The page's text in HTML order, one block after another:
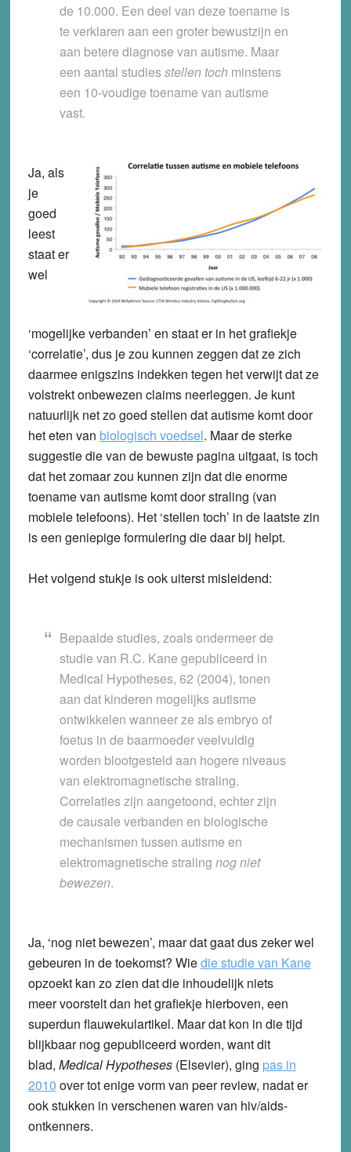
de 10.000. Een deel van deze toename is
te verklaren aan een groter bewustzijn en
aan betere diagnose van autisme. Maar
een aantal studiesstellen tochminstens
een 10-voudige toename van autisme
vast.
Ja, als
je
goed
leest
staat er
wel
‘mogelijke verbanden’ en staat er in het grafiekje
‘correlatie’, dus je zou kunnen zeggen dat ze zich
daarmee enigszins indekken tegen het verwijt dat ze
volstrekt onbewezen claims neerleggen. Je kunt
natuurlijk net zo goed stellen dat autisme komt door
het eten van biologisch voedsel. Maar de sterke
suggestie die van de bewuste pagina uitgaat, is toch
dat het zomaar zou kunnen zijn dat die enorme
toename van autisme komt door straling (van
mobiele telefoons). Het ‘stellen toch’ in de laatste zin
is een geniepige formulering die daar bij helpt.
Het volgend stukje is ook uiterst misleidend:
Bepaalde studies, zoals ondermeer de
studie van R.C. Kane gepubliceerd in
Medical Hypotheses, 62 (2004), tonen
aan dat kinderen mogelijks autisme
ontwikkelen wanneer ze als embryo of
foetus in de baarmoeder veelvuldig
worden blootgesteld aan hogere niveaus
van elektromagnetische straling.
Correlaties zijn aangetoond, echter zijn
de causale verbanden en biologische
mechanismen tussen autisme en
elektromagnetische straling nog niet
bewezen.
Ja, ‘nog niet bewezen’, maar dat gaat dus zeker wel
gebeuren in de toekomst? Wiedie studie van Kane
opzoekt kan zo zien dat die inhoudelijk niets
meer voorstelt dan het grafiekje hierboven, een
superdun flauwekulartikel. Maar dat kon in die tijd
blijkbaar nog gepubliceerd worden, want dit
blad, Medical Hypotheses(Elsevier), ging pas in
2010 over tot enige vorm van peer review, nadat er
ook stukken in verschenen waren van hiv/aids-
ontkenners.